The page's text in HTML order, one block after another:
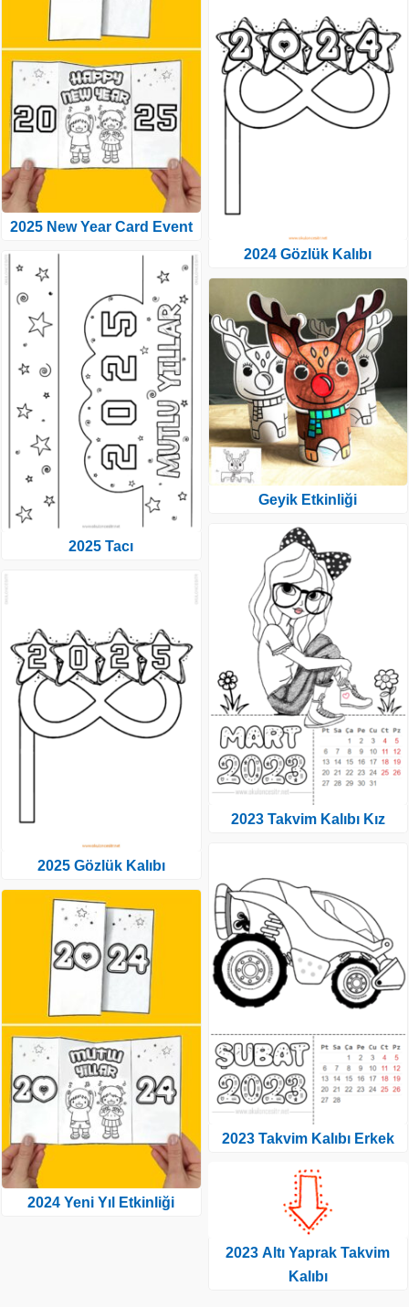
2025 New Year Card Event
2025 Tacı
2025 Gözlük Kalıbı
2024 Yeni Yıl Etkinliği
2024 Gözlük Kalıbı
Geyik Etkinliği
2023 Takvim Kalıbı Kız
2023 Takvim Kalıbı Erkek
2023 Altı Yaprak Takvim
Kalıbı